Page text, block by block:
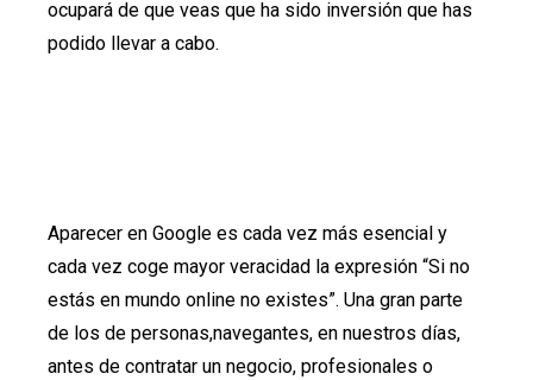
ocupará de que veas que ha sido inversión que has
podido llevar a cabo.
Aparecer en Google es cada vez más esencial y
cada vez coge mayor veracidad la expresión “Si no
estás en mundo online no existes”. Una gran parte
de los de personas,navegantes, en nuestros días,
antes de contratar un negocio, profesionales o